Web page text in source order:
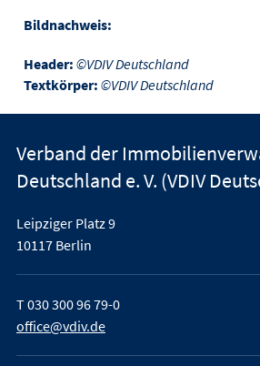
Bildnachweis:
Header: ©VDIV Deutschland
Textkörper: ©VDIV Deutschland
Verband der
Deutschland e. V. (VDIV
Leipziger Platz 9
10117 Berlin
T030 300 96 79-0
office@vdiv.de